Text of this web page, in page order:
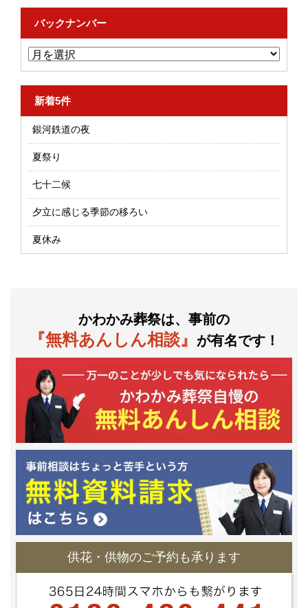
バックナンバー
新着5件
銀河鉄道の夜
夏祭り
七十二候
夕立に感じる季節の移ろい
夏休み
かわかみ葬祭は、事前の
『無料あんしん相談』 が有名です！
供花・供物のご予約も承ります